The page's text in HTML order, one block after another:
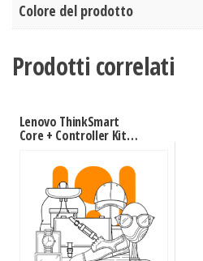
Colore del prodotto
Prodotti correlati
Lenovo ThinkSmart
Core + Controller Kit
Collegamento ethernet